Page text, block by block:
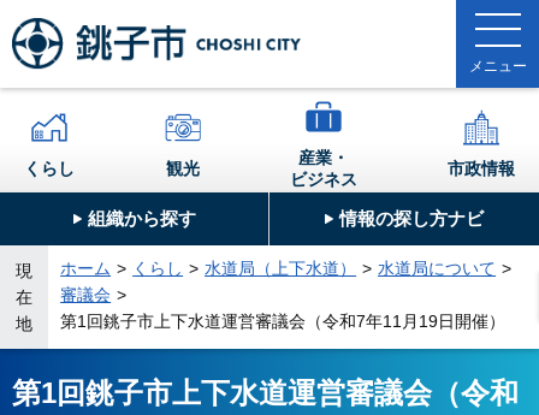
組織から探す 情報の探し方ナビ
くらし 観光
産業・
ビジネス
市政情報
現
在
地
ホーム くらし 水道局（上下水道）
水道局について
審議会
第1回銚子市上下水道運営審議会（令和7年11月19日開催）
第1回銚子市上下水道運営審議会（令和